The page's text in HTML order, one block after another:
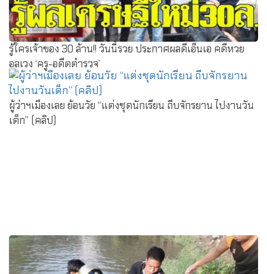
รู้ใครเจ้าของ 30 ล้าน!! วันนี้รวย ประกาศผลดีเอ็นเอ คดีหวย
อลเวง ‘ครู-อดีตตำรวจ’
ผู้ว่าฯเมืองเลย ย้อนวัย “แต่งชุดนักเรียน ถีบจักรยาน ไปงานวัน
เด็ก” (คลิป)